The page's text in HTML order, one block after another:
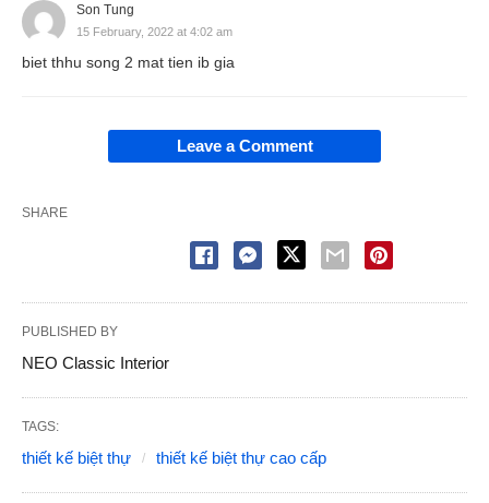
Son Tung
15 February, 2022 at 4:02 am
biet thhu song 2 mat tien ib gia
Leave a Comment
SHARE
PUBLISHED BY
NEO Classic Interior
TAGS:
thiết kế biệt thự thiết kế biệt thự cao cấp